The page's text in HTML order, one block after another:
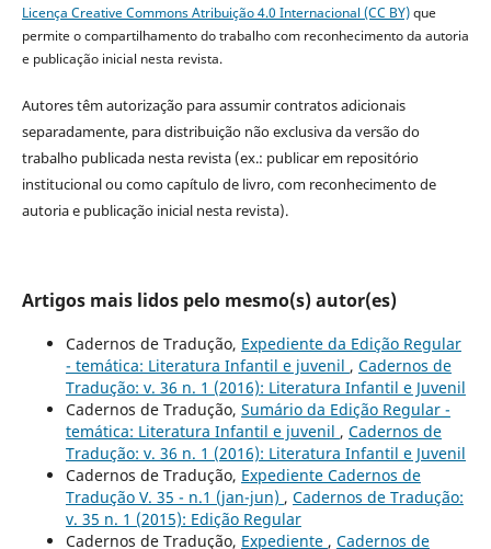
Licença Creative Commons Atribuição 4.0 Internacional (CC BY)que
permite o compartilhamento do trabalho com reconhecimento da autoria
e publicação inicial nesta revista.
Autores têm autorização para assumir contratos adicionais
separadamente, para distribuição não exclusiva da versão do
trabalho publicada nesta revista (ex.: publicar em repositório
institucional ou como capítulo de livro, com reconhecimento de
autoria e publicação inicial nesta revista).
Artigos mais lidos pelo mesmo(s) autor(es)
Cadernos de Tradução, Expediente da Edição Regular
- temática: Literatura Infantil e juvenil , Cadernos de
Tradução: v. 36 n. 1 (2016): Literatura Infantil e Juvenil
Cadernos de Tradução, Sumário da Edição Regular -
temática: Literatura Infantil e juvenil , Cadernos de
Tradução: v. 36 n. 1 (2016): Literatura Infantil e Juvenil
Cadernos de Tradução, Expediente Cadernos de
Tradução V. 35 - n.1 (jan-jun) , Cadernos de Tradução:
v. 35 n. 1 (2015): Edição Regular
Cadernos de Tradução, Expediente , Cadernos de